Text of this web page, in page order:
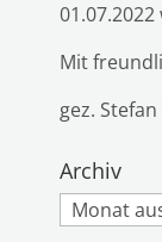
Mit
gez.
Archiv
Archiv